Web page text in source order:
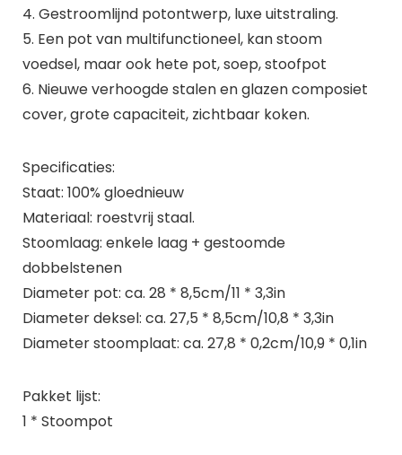
4. Gestroomlijnd potontwerp, luxe uitstraling.
5. Een pot van multifunctioneel, kan stoom
voedsel, maar ook hete pot, soep, stoofpot
6. Nieuwe verhoogde stalen en glazen composiet
cover, grote capaciteit, zichtbaar koken.
Specificaties:
Staat: 100% gloednieuw
Materiaal: roestvrij staal.
Stoomlaag: enkele laag + gestoomde
dobbelstenen
Diameter pot: ca. 28 * 8,5cm/11 * 3,3in
Diameter deksel: ca. 27,5 * 8,5cm/10,8 * 3,3in
Diameter stoomplaat: ca. 27,8 * 0,2cm/10,9 * 0,1in
Pakket lijst:
1 * Stoompot